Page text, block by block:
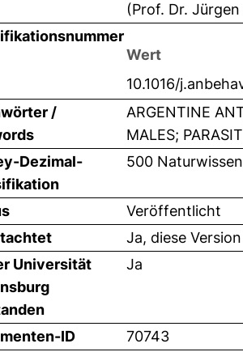
(Prof. Dr. Jürgen
Wert
10.1016/
/
ARGENTINE
MALES;
Dezimal-
500
Veröffentlicht
Ja, diese
Universität
Ja
ID 70743